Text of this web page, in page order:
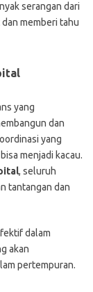
serangan dari
memberi tahu
yang
dan
yang
menjadi kacau.
, seluruh
tantangan dan
dalam
akan
pertempuran.